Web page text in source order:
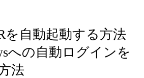
を自動起動する方法
への自動ログインを
法